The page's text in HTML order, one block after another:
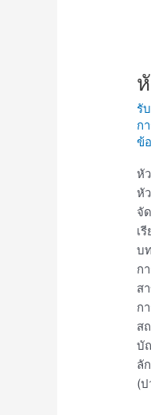
รั
ก
ข้
หั
หั
จั
เ
บ
ก
ส
ก
ส
บั
ลั
(
หั
ก
จั
ก
จั
ทั่